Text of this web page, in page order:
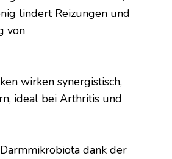
lindert Reizungen und
von
wirken synergistisch,
ideal bei Arthritis und
dank der